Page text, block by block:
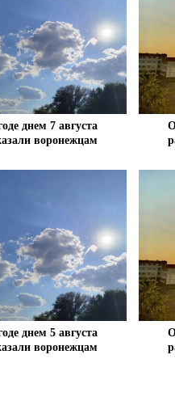
днем 7 августа
воронежцам
днем 5 августа
воронежцам